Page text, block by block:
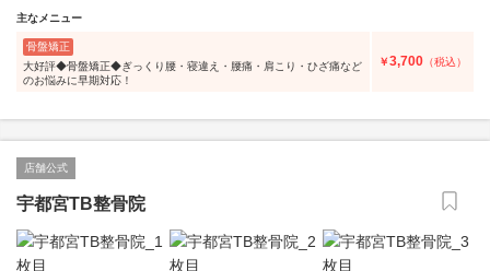
主なメニュー
骨盤矯正
大好評◆骨盤矯正◆ぎっくり腰・寝違え・腰痛・肩こり・ひざ痛など
のお悩みに早期対応！
￥3,700 （税込）
店舗公式
宇都宮TB整骨院